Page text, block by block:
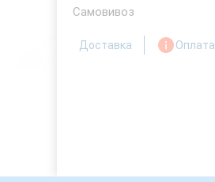
Самовивоз
Доставка Оплата